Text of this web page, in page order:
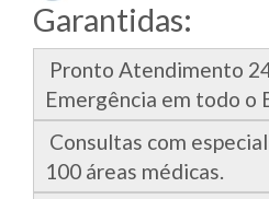
Garantidas:
Pronto Atendimento
Emergência em todo o
Consultas com
100 áreas médicas.